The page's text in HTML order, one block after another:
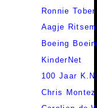
Ronnie Tober
Aagje
Boeing
KinderNet
100 Jaar
Chris Montez